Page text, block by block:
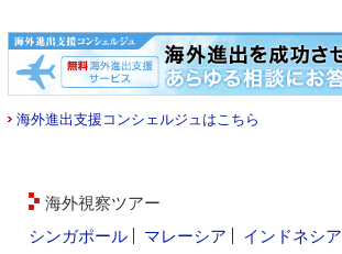
海外進出支援コンシェルジュはこちら
海外視察ツアー
シンガポール
マレーシア インドネシア